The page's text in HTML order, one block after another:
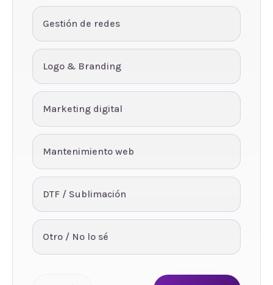
Gestión de redes
Logo & Branding
Marketing digital
Mantenimiento web
DTF / Sublimación
Otro / No lo sé